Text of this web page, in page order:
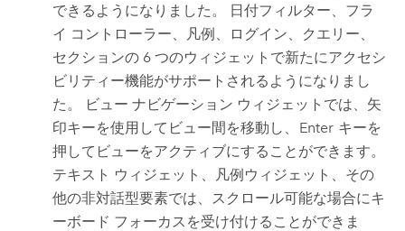
できるようになりました。 日付フィルター、フラ
イ コントローラー、凡例、ログイン、クエリー、
セクションの 6 つのウィジェットで新たにアクセシ
ビリティー機能がサポートされるようになりまし
た。 ビュー ナビゲーション ウィジェットでは、矢
印キーを使用してビュー間を移動し、 Enter キーを
押してビューをアクティブにすることができます。
テキスト ウィジェット、凡例ウィジェット、その
他の非対話型要素では、スクロール可能な場合にキ
ーボード フォーカスを受け付けることができま